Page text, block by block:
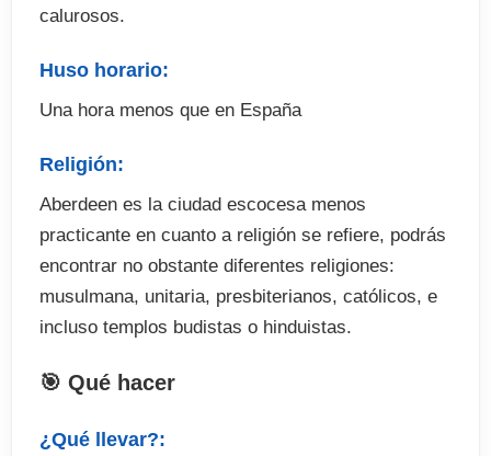
calurosos.
Huso horario:
Una hora menos que en España
Religión:
Aberdeen es la ciudad escocesa menos
practicante en cuanto a religión se refiere, podrás
encontrar no obstante diferentes religiones:
musulmana, unitaria, presbiterianos, católicos, e
incluso templos budistas o hinduistas.
🎯 Qué hacer
¿Qué llevar?: